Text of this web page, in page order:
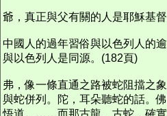
爺，真正與父有關的人是耶穌基
中國人的過年習俗與以色列人的
與以色列人是同源。(182頁)
弗，像一條直通之路被蛇阻擋之
與蛇併列。陀，耳朵聽蛇的話。
悟道。……而那古龍、古蛇，確